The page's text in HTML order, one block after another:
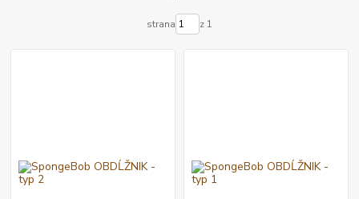
strana z 1